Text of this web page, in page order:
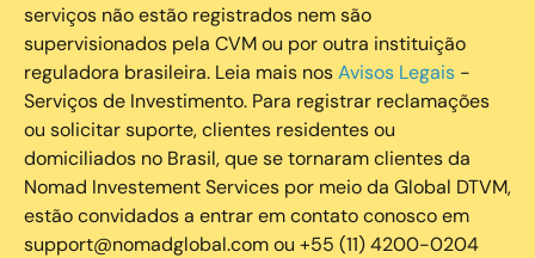
serviços não estão registrados nem são
supervisionados pela CVM ou por outra instituição
reguladora brasileira. Leia mais nosAvisos Legais -
Serviços de Investimento. Para registrar reclamações
ou solicitar suporte, clientes residentes ou
domiciliados no Brasil, que se tornaram clientes da
Nomad Investement Services por meio da Global DTVM,
estão convidados a entrar em contato conosco em
support@nomadglobal.com ou +55 (11) 4200-0204